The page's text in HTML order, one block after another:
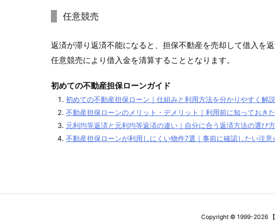
任意競売
返済が滞り返済不能になると、担保不動産を売却して借入を
任意競売により借入金を清算することとなります。
初めての不動産担保ローンガイド
初めての不動産担保ローン｜仕組みと利用方法を分かりやすく解説
不動産担保ローンのメリット・デメリット｜利用前に知っておき
元利均等返済と元利均等返済の違い｜自分に合う返済方法の選び方
不動産担保ローンが利用しにくい物件7選｜事前に確認したい注意
Copyright © 1999-2026